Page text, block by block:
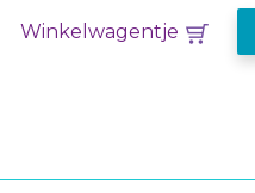
Winkelwagentje